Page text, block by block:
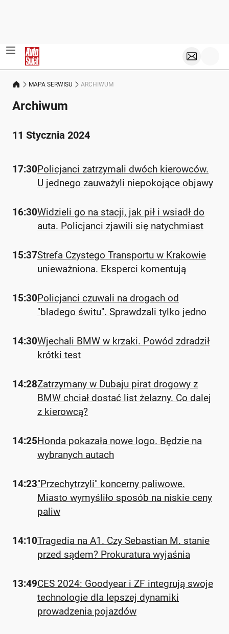
MAPA SERWISU ARCHIWUM
Archiwum
11 Stycznia 2024
17:30Policjanci zatrzymali dwóch kierowców.
U jednego zauważyli niepokojące objawy
16:30Widzieli go na stacji, jak pił i wsiadł do
auta. Policjanci zjawili się natychmiast
15:37Strefa Czystego Transportu w Krakowie
unieważniona. Eksperci komentują
15:30Policjanci czuwali na drogach od
"bladego świtu". Sprawdzali tylko jedno
14:30Wjechali BMW w krzaki. Powód zdradził
krótki test
14:28Zatrzymany w Dubaju pirat drogowy z
BMW chciał dostać list żelazny. Co dalej
z kierowcą?
14:25Honda pokazała nowe logo. Będzie na
wybranych autach
14:23"Przechytrzyli" koncerny paliwowe.
Miasto wymyśliło sposób na niskie ceny
paliw
14:10Tragedia na A1. Czy Sebastian M. stanie
przed sądem? Prokuratura wyjaśnia
13:49CES 2024: Goodyear i ZF integrują swoje
technologie dla lepszej dynamiki
prowadzenia pojazdów